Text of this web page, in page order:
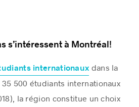
réussite
s’intéressent à Montréal!
internationaux dans la
500 étudiants internationaux
la région constitue un choix